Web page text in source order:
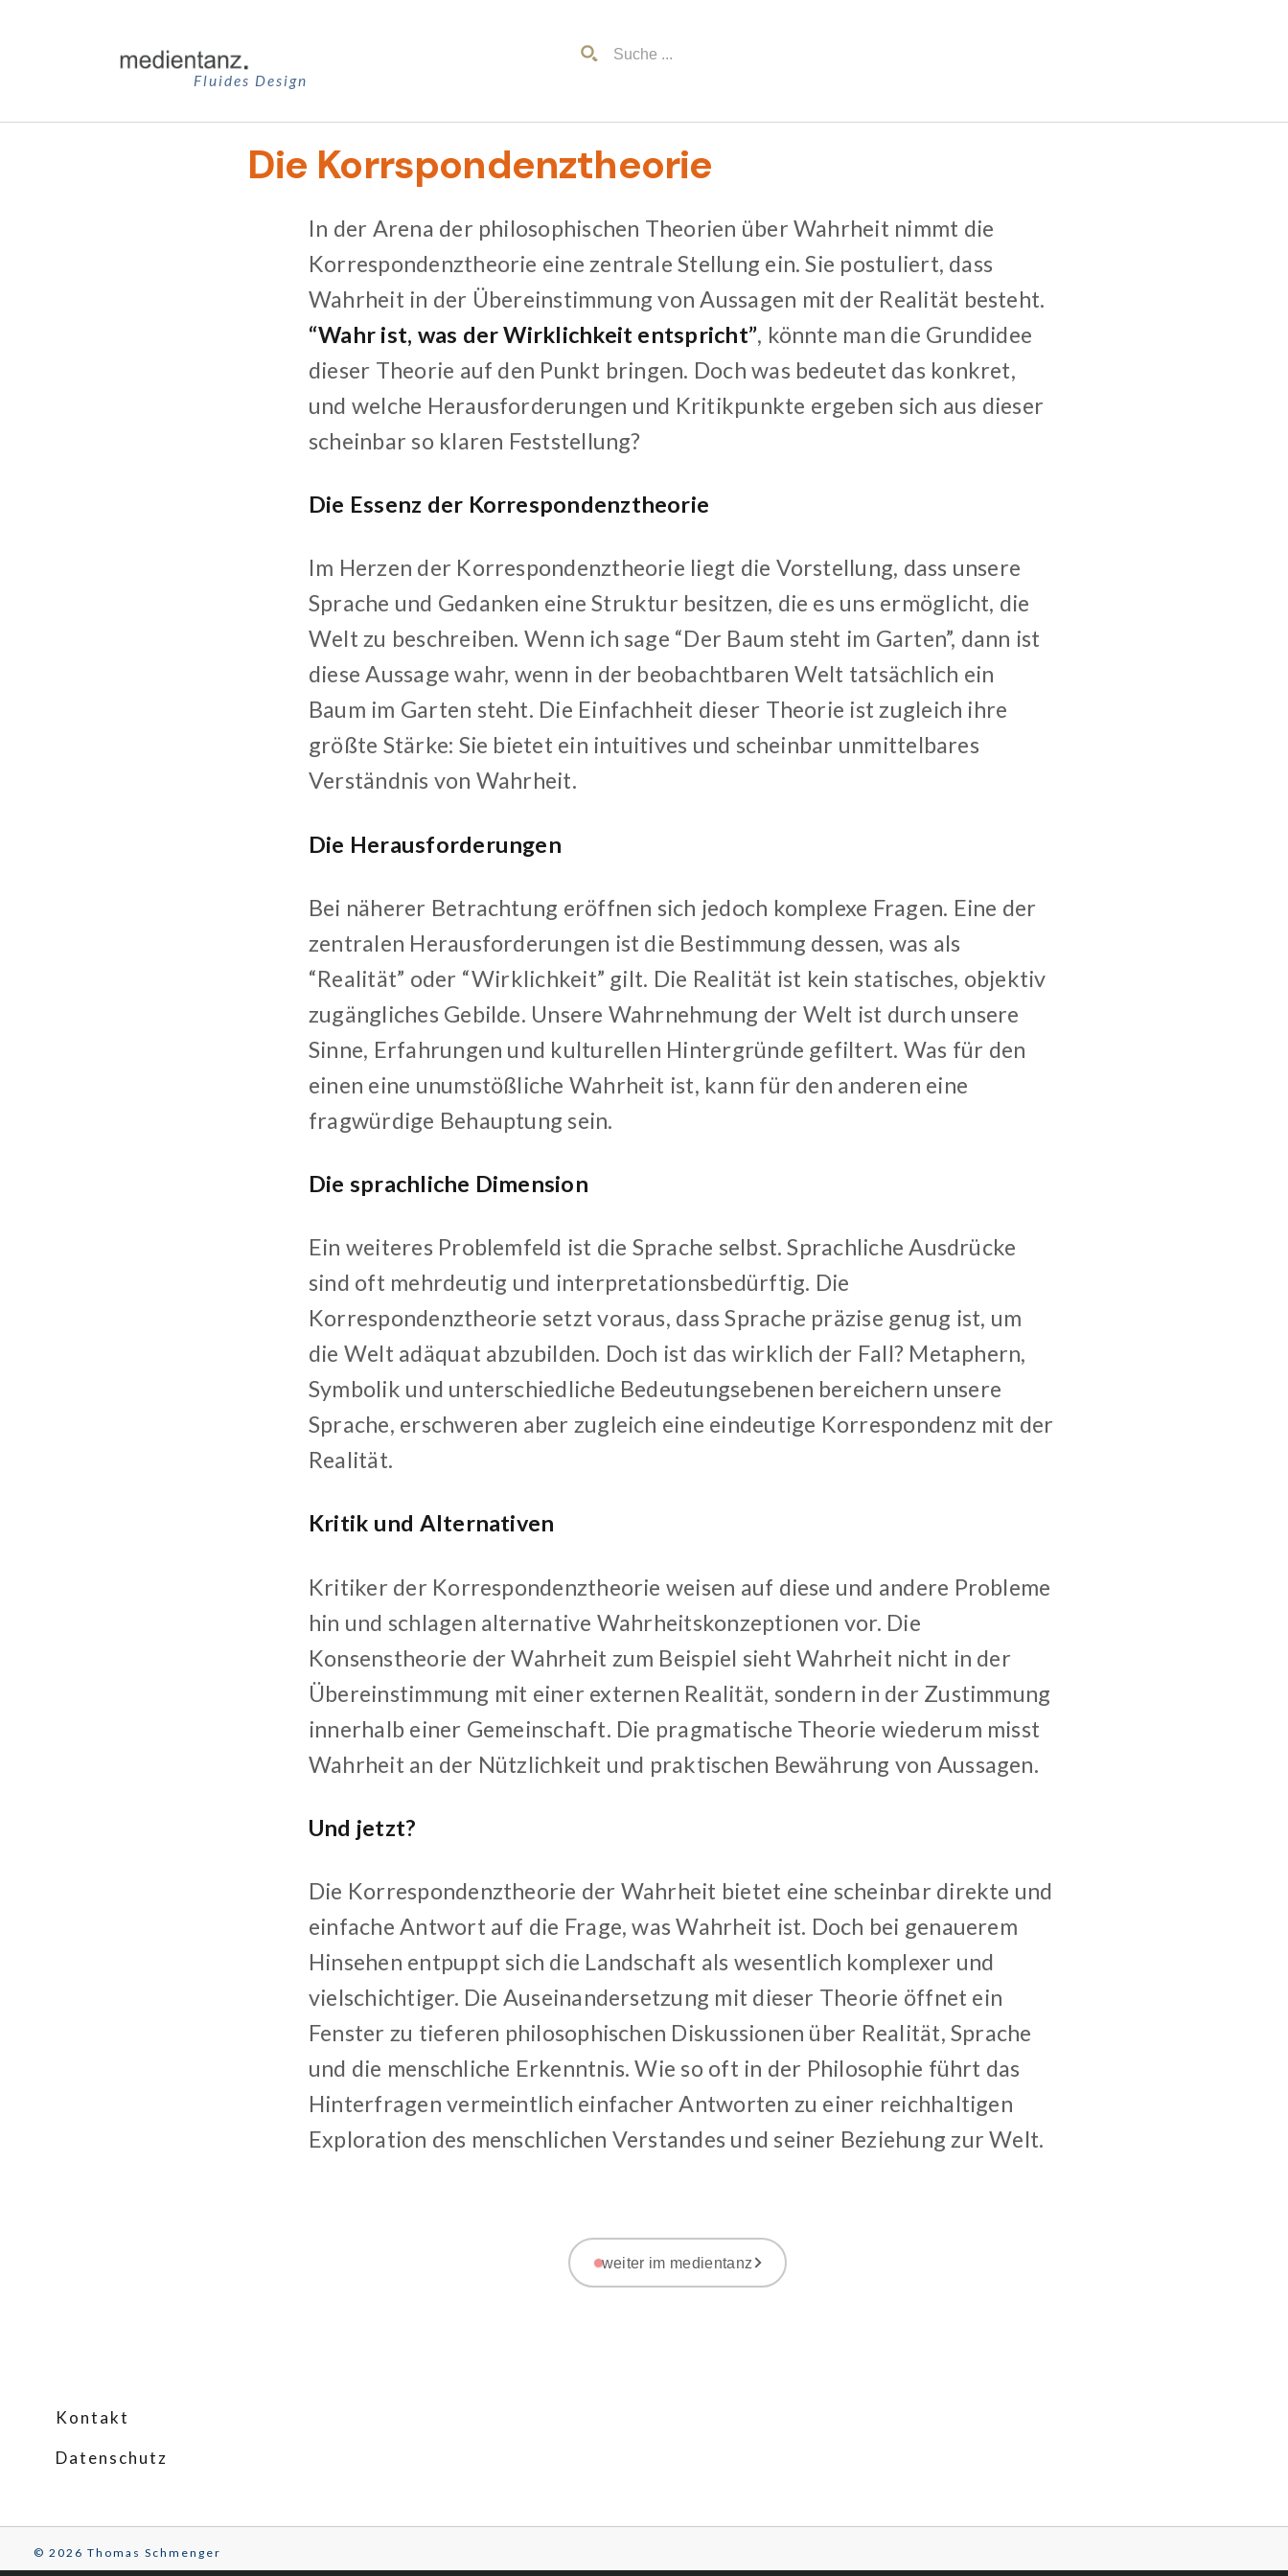
Fluides Design
Die Korrspondenztheorie
In der Arena der philosophischen Theorien über Wahrheit nimmt die
Korrespondenztheorie eine zentrale Stellung ein. Sie postuliert, dass
Wahrheit in der Übereinstimmung von Aussagen mit der Realität besteht.
“Wahr ist, was der Wirklichkeit entspricht”, könnte man die Grundidee
dieser Theorie auf den Punkt bringen. Doch was bedeutet das konkret,
und welche Herausforderungen und Kritikpunkte ergeben sich aus dieser
scheinbar so klaren Feststellung?
Die Essenz der Korrespondenztheorie
Im Herzen der Korrespondenztheorie liegt die Vorstellung, dass unsere
Sprache und Gedanken eine Struktur besitzen, die es uns ermöglicht, die
Welt zu beschreiben. Wenn ich sage “Der Baum steht im Garten”, dann ist
diese Aussage wahr, wenn in der beobachtbaren Welt tatsächlich ein
Baum im Garten steht. Die Einfachheit dieser Theorie ist zugleich ihre
größte Stärke: Sie bietet ein intuitives und scheinbar unmittelbares
Verständnis von Wahrheit.
Die Herausforderungen
Bei näherer Betrachtung eröffnen sich jedoch komplexe Fragen. Eine der
zentralen Herausforderungen ist die Bestimmung dessen, was als
“Realität” oder “Wirklichkeit” gilt. Die Realität ist kein statisches, objektiv
zugängliches Gebilde. Unsere Wahrnehmung der Welt ist durch unsere
Sinne, Erfahrungen und kulturellen Hintergründe gefiltert. Was für den
einen eine unumstößliche Wahrheit ist, kann für den anderen eine
fragwürdige Behauptung sein.
Die sprachliche Dimension
Ein weiteres Problemfeld ist die Sprache selbst. Sprachliche Ausdrücke
sind oft mehrdeutig und interpretationsbedürftig. Die
Korrespondenztheorie setzt voraus, dass Sprache präzise genug ist, um
die Welt adäquat abzubilden. Doch ist das wirklich der Fall? Metaphern,
Symbolik und unterschiedliche Bedeutungsebenen bereichern unsere
Sprache, erschweren aber zugleich eine eindeutige Korrespondenz mit der
Realität.
Kritik und Alternativen
Kritiker der Korrespondenztheorie weisen auf diese und andere Probleme
hin und schlagen alternative Wahrheitskonzeptionen vor. Die
Konsenstheorie der Wahrheit zum Beispiel sieht Wahrheit nicht in der
Übereinstimmung mit einer externen Realität, sondern in der Zustimmung
innerhalb einer Gemeinschaft. Die pragmatische Theorie wiederum misst
Wahrheit an der Nützlichkeit und praktischen Bewährung von Aussagen.
Und jetzt?
Die Korrespondenztheorie der Wahrheit bietet eine scheinbar direkte und
einfache Antwort auf die Frage, was Wahrheit ist. Doch bei genauerem
Hinsehen entpuppt sich die Landschaft als wesentlich komplexer und
vielschichtiger. Die Auseinandersetzung mit dieser Theorie öffnet ein
Fenster zu tieferen philosophischen Diskussionen über Realität, Sprache
und die menschliche Erkenntnis. Wie so oft in der Philosophie führt das
Hinterfragen vermeintlich einfacher Antworten zu einer reichhaltigen
Exploration des menschlichen Verstandes und seiner Beziehung zur Welt.
weiter im medientanz
Kontakt
Datenschutz
© 2026 Thomas Schmenger